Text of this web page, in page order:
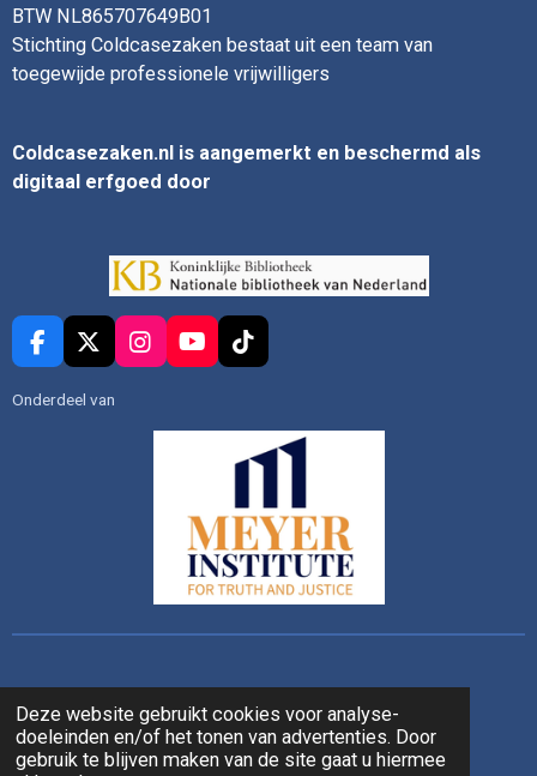
Deze website gebruikt cookies voor analyse-
doeleinden en/of het tonen van advertenties. Door
gebruik te blijven maken van de site gaat u hiermee
BTW NL865707649B01
Stichting Coldcasezaken bestaat uit een team van
toegewijde professionele vrijwilligers
Coldcasezaken.nl is aangemerkt en beschermd als
digitaal erfgoed door
F
a
c
X
I
n
Y
o
T
i
k
Onderdeel van